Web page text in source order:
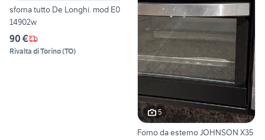
sforna tutto De Longhi. mod E0
14902w
90 €
Rivalta di Torino(TO)
5
Forno da esterno JOHNSON X35